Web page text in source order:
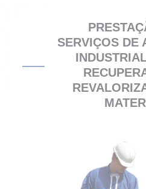
SERVIÇOS DE